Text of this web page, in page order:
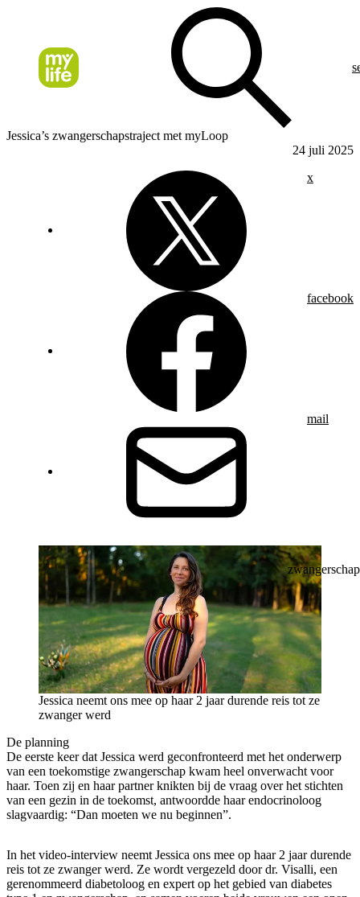
Jessica’s zwangerschapstraject met myLoop
24 juli 2025
x
facebook
mail
zwangerschap
Jessica neemt ons mee op haar 2 jaar durende reis tot ze
zwanger werd
De planning
De eerste keer dat Jessica werd geconfronteerd met het onderwerp
van een toekomstige zwangerschap kwam heel onverwacht voor
haar. Toen zij en haar partner knikten bij de vraag over het stichten
van een gezin in de toekomst, antwoordde haar endocrinoloog
slagvaardig: “Dan moeten we nu beginnen”.
In het video-interview neemt Jessica ons mee op haar 2 jaar durende
reis tot ze zwanger werd. Ze wordt vergezeld door dr. Visalli, een
gerenommeerd diabetoloog en expert op het gebied van diabetes